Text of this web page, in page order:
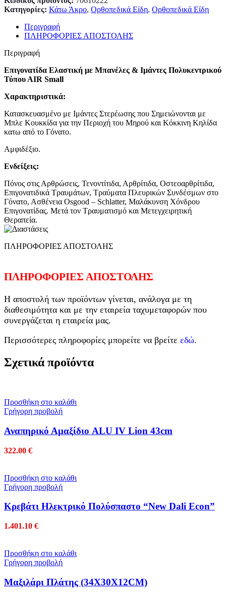
Κατηγορίες: Κάτω Άκρο, Ορθοπεδικά Είδη, Ορθοπεδικά Είδη
Περιγραφή
ΠΛΗΡΟΦΟΡΙΕΣ ΑΠΟΣΤΟΛΗΣ
Περιγραφή
Επιγονατίδα Ελαστική με Μπανέλες & Ιμάντες Πολυκεντρικού
Τύπου ΑΙR Small
Χαρακτηριστικά:
Κατασκευασμένο με Ιμάντες Στερέωσης που Σημειώνονται με
Μπλε Κουκκίδα για την Περιοχή του Μηρού και Κόκκινη Κηλίδα
κατω από το Γόνατο.
Αμφιδέξιο.
Ενδείξεις:
Πόνος στις Αρθρώσεις, Τενοντίτιδα, Αρθρίτιδα, Οστεοαρθρίτιδα,
Επιγονατιδικά Τραυμάτων, Τραύματα Πλευρικών Συνδέσμων στο
Γόνατο, Ασθένεια Osgood – Schlatter, Μαλάκυνση Χόνδρου
Επιγονατίδας. Μετά τον Τραυματισμό και Μετεγχειρητική
Θεραπεία.
ΠΛΗΡΟΦΟΡΙΕΣ ΑΠΟΣΤΟΛΗΣ
ΠΛΗΡΟΦΟΡΙΕΣ ΑΠΟΣΤΟΛΗΣ
Η αποστολή των προϊόντων γίνεται, ανάλογα με τη
διαθεσιμότητα και με την εταιρεία ταχυμεταφορών που
συνεργάζεται η εταιρεία μας.
Περισσότερες πληροφορίες μπορείτε να βρείτε εδώ.
Σχετικά προϊόντα
Προσθήκη στο καλάθι
Γρήγορη προβολή
Αναπηρικό Αμαξίδιο ALU IV Lion 43cm
322.00 €
Προσθήκη στο καλάθι
Γρήγορη προβολή
Κρεβάτι Ηλεκτρικό Πολύσπαστο “New Dali Econ”
1.401.10 €
Προσθήκη στο καλάθι
Γρήγορη προβολή
Μαξιλάρι Πλάτης (34Χ30Χ12CM)